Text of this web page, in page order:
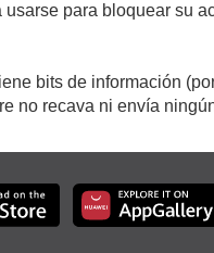
para bloquear su
bits de información
no recava ni envía